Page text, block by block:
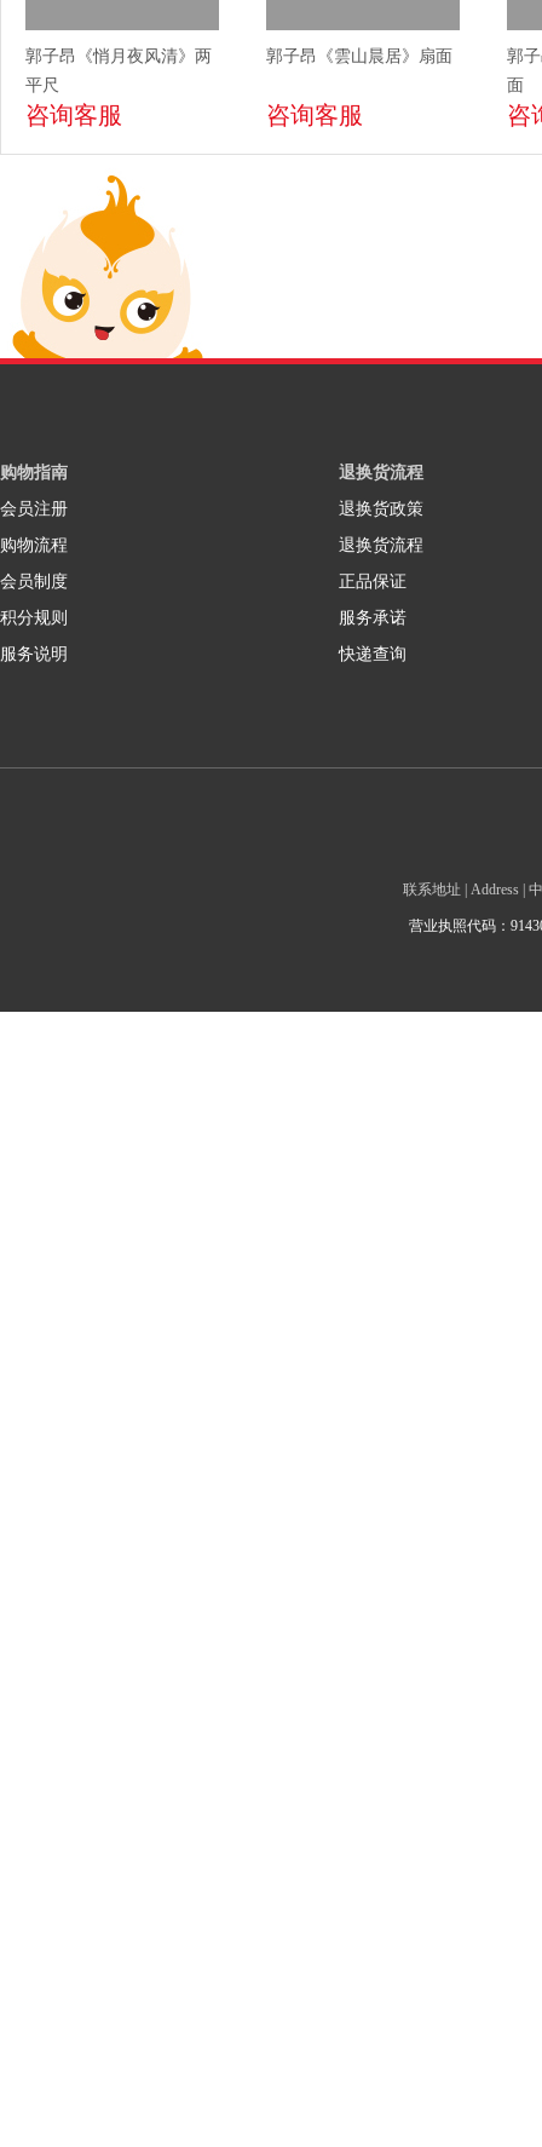
郭子昂《悄月夜风清》两
平尺
咨询客服
郭子昂《雲山晨居》扇面
咨询客服
郭
面
咨
购物指南
会员注册
购物流程
会员制度
积分规则
服务说明
退换货流程
退换货政策
退换货流程
正品保证
服务承诺
快递查询
联系地址 | Address |
营业执照代码：